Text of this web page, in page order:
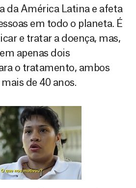
da América Latina e afeta
em todo o planeta. É
e tratar a doença, mas,
apenas dois
o tratamento, ambos
de 40 anos.